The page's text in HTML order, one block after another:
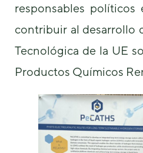
responsables políticos
contribuir al desarrollo
Tecnológica de la UE
Productos Químicos